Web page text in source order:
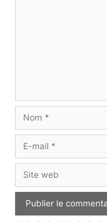
mail
web